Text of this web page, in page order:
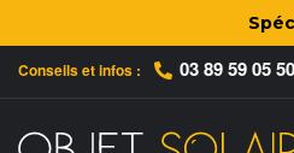
Conseils et infos : 03 89 59 05 50